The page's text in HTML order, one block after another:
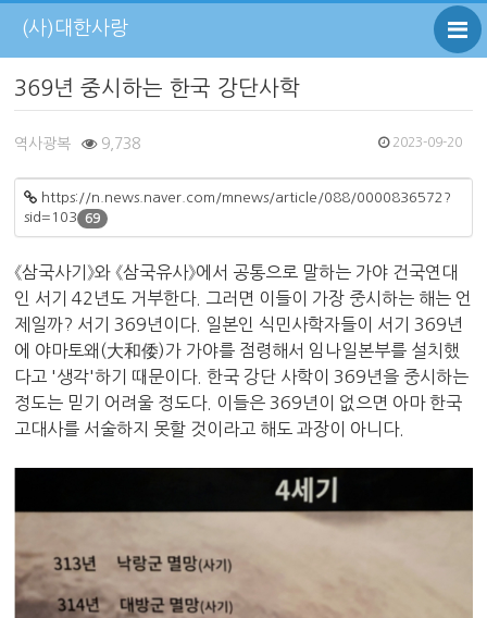
(사)대한사랑
369년 중시하는 한국 강단사학
역사광복 9,738 2023-09-20
https://n.news.naver.com/mnews/article/088/0000836572?
sid=103 69
《삼국사기》와 《삼국유사》에서 공통으로 말하는 가야 건국연대
인 서기 42년도 거부한다. 그러면 이들이 가장 중시하는 해는 언
제일까? 서기 369년이다. 일본인 식민사학자들이 서기 369년
에 야마토왜(大和倭)가 가야를 점령해서 임나일본부를 설치했
다고 '생각'하기 때문이다. 한국 강단 사학이 369년을 중시하는
정도는 믿기 어려울 정도다. 이들은 369년이 없으면 아마 한국
고대사를 서술하지 못할 것이라고 해도 과장이 아니다.